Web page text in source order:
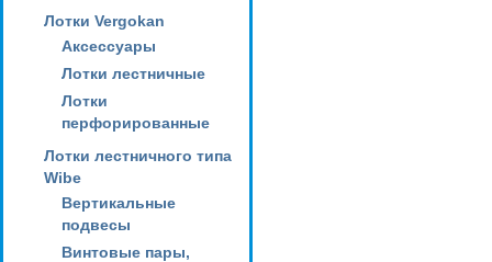
Лотки Vergokan
Аксессуары
Лотки лестничные
Лотки
перфорированные
Лотки лестничного типа
Wibe
Вертикальные
подвесы
Винтовые пары,